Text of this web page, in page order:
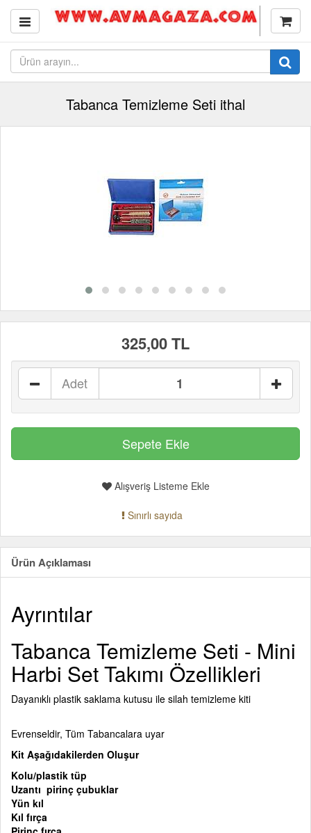
Tabanca Temizleme Seti ithal
325,00 TL
Adet
Alışveriş Listeme Ekle
Sınırlı sayıda
Ürün Açıklaması
Ayrıntılar
Tabanca Temizleme Seti - Mini
Harbi Set Takımı Özellikleri
Dayanıklı plastik saklama kutusu ile silah temizleme kiti
Evrenseldir, Tüm Tabancalara uyar
Kit Aşağıdakilerden Oluşur
Kolu/plastik tüp
Uzantı pirinç çubuklar
Yün kıl
Kıl fırça